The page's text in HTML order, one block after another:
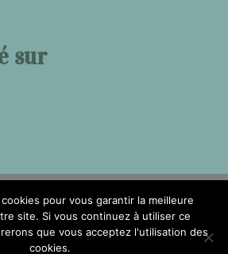
sur
de Rêve -Mentions
pour vous garantir la meilleure
site. Si vous continuez à utiliser ce
que vous acceptez l'utilisation des
cookies.